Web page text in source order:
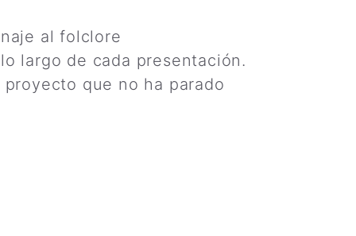
al folclore
largo de cada presentación.
que no ha parado